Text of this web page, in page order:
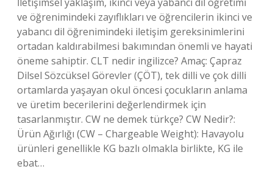
ve öğrenimindeki zayıflıkları ve öğrencilerin ikinci ve
yabancı dil öğrenimindeki iletişim gereksinimlerini
ortadan kaldırabilmesi bakımından önemli ve hayati
öneme sahiptir. CLT nedir ingilizce? Amaç: Çapraz
Dilsel Sözcüksel Görevler (ÇÖT), tek dilli ve çok dilli
ortamlarda yaşayan okul öncesi çocukların anlama
ve üretim becerilerini değerlendirmek için
tasarlanmıştır. CW ne demek türkçe? CW Nedir?:
Ürün Ağırlığı (CW – Chargeable Weight): Havayolu
ürünleri genellikle KG bazlı olmakla birlikte, KG ile
ebat…